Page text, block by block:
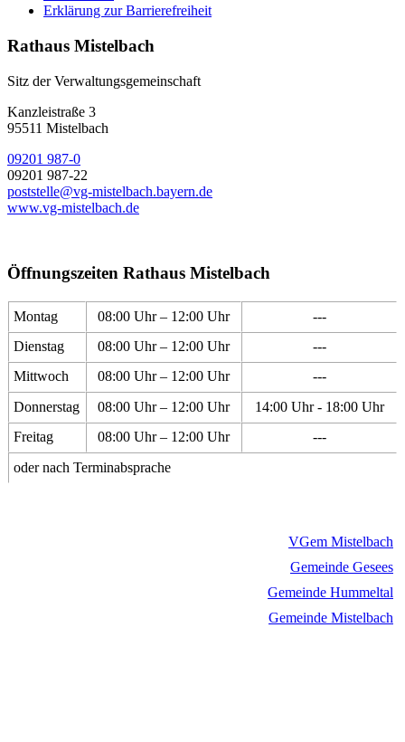
Erklärung zur Barrierefreiheit
Rathaus Mistelbach
Sitz der Verwaltungsgemeinschaft
Kanzleistraße 3
95511 Mistelbach
09201 987-0
09201 987-22
poststelle@vg-mistelbach.bayern.de
www.vg-mistelbach.de
Öffnungszeiten Rathaus Mistelbach
Montag 08:00 Uhr – 12:00 Uhr
---
Dienstag
08:00 Uhr – 12:00 Uhr
---
Mittwoch
08:00 Uhr – 12:00 Uhr
---
Donnerstag
08:00 Uhr – 12:00 Uhr
14:00 Uhr - 18:00 Uhr
Freitag
08:00 Uhr – 12:00 Uhr
---
oder nach Terminabsprache
VGem Mistelbach
Gemeinde Gesees
Gemeinde Hummeltal
Gemeinde Mistelbach